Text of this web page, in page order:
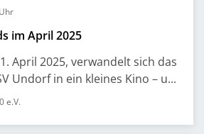
im April 2025
April 2025, verwandelt sich das
Undorf in ein kleines Kino – u...
e.V.